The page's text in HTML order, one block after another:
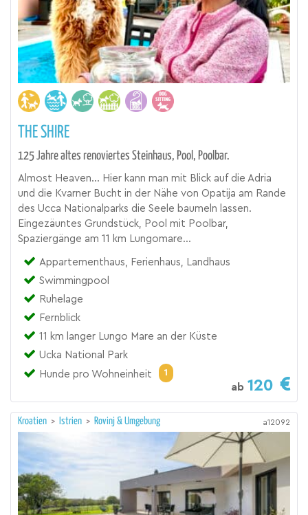
THE SHIRE
125 Jahre altes renoviertes Steinhaus, Pool, Poolbar.
Almost Heaven... Hier kann man mit Blick auf die Adria
und die Kvarner Bucht in der Nähe von Opatija am Rande
des Ucca Nationalparks die Seele baumeln lassen.
Eingezäuntes Grundstück, Pool mit Poolbar,
Spaziergänge am 11 km Lungomare...
Appartementhaus, Ferienhaus, Landhaus
Swimmingpool
Ruhelage
Fernblick
11 km langer Lungo Mare an der Küste
Ucka National Park
Hunde pro Wohneinheit
1
ab 120
Kroatien > Istrien > Rovinj & Umgebung a12092